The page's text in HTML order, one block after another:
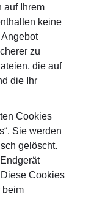
auf Ihrem
keine
zu
die auf
die Ihr
Cookies
Sie werden
gelöscht.
Cookies
beim